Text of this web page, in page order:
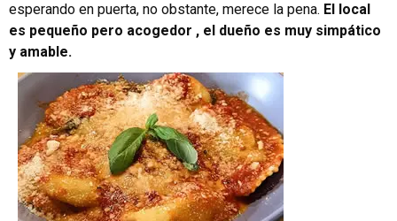
esperando en puerta, no obstante, merece la pena. El local
es pequeño pero acogedor , el dueño es muy simpático
y amable.